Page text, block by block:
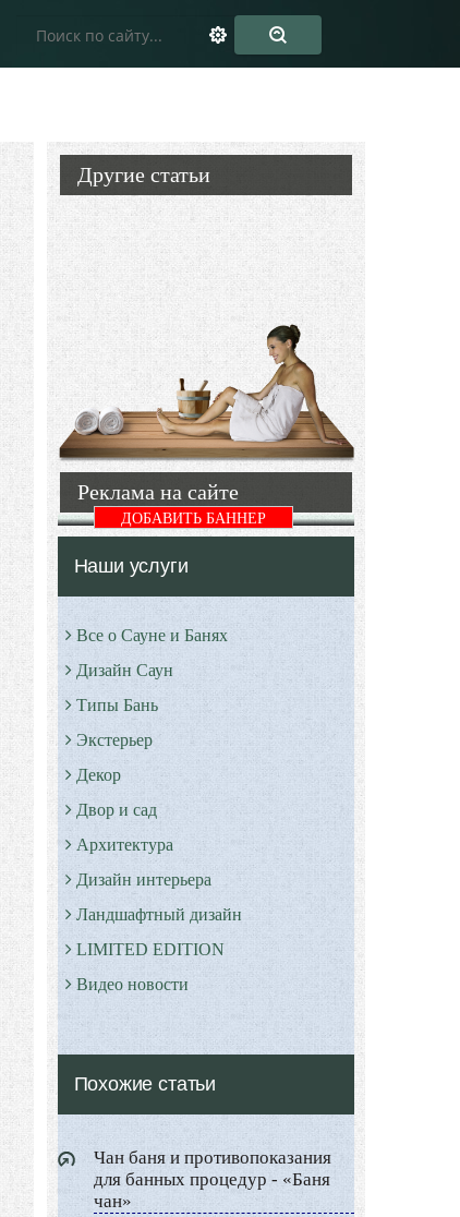
Другие статьи
Реклама на сайте
ДОБАВИТЬ БАННЕР
Наши услуги
Все о Сауне и Банях
Дизайн Саун
Типы Бань
Экстерьер
Декор
Двор и сад
Архитектура
Дизайн интерьера
Ландшафтный дизайн
LIMITED EDITION
Видео новости
Другие услуги
Похожие статьи
Чан баня и противопоказания
для банных процедур - «Баня
чан»